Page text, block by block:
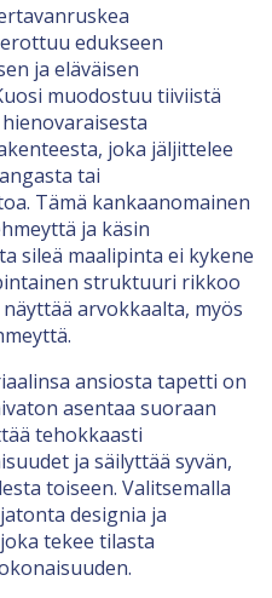
edukseen
ja eläväisen
muodostuu tiiviistä
joka jäljittelee
tai
Tämä kankaanomainen
ja käsin
sileä maalipinta ei kykene
struktuuri rikkoo
arvokkaalta, myös
ansiosta tapetti on
asentaa suoraan
tehokkaasti
ja säilyttää syvän,
toiseen. Valitsemalla
designia ja
tekee tilasta